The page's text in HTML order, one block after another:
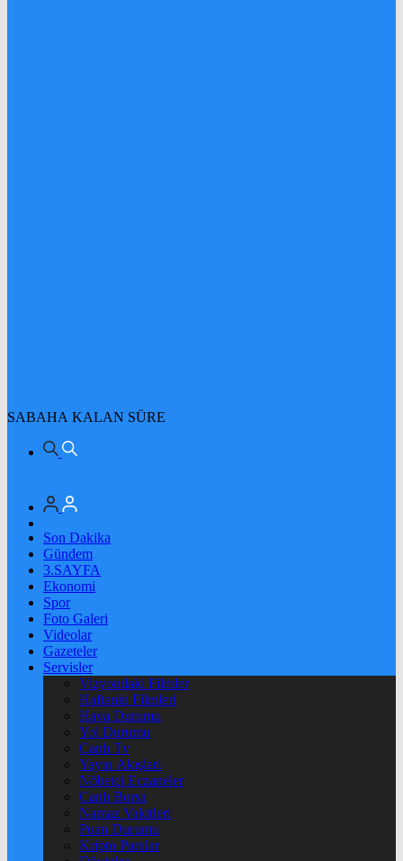
SABAHA KALAN SÜRE
Son Dakika
Gündem
3.SAYFA
Ekonomi
Spor
Foto Galeri
Videolar
Gazeteler
Servisler
Vizyondaki Filmler
Haftanin Filmleri
Hava Durumu
Yol Durumu
Canlı Tv
Yayın Akışları
Nöbetçi Eczaneler
Canlı Borsa
Namaz Vakitleri
Puan Durumu
Kripto Paralar